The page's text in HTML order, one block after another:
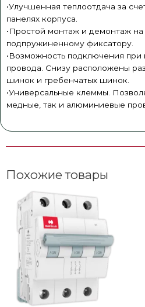
•Улучшенная теплоотдача за
панелях корпуса.
•Простой монтаж и демонтаж
подпружиненному фиксатору.
•Возможность подключения
провода. Снизу расположены
шинок и гребенчатых шинок.
•Универсальные клеммы.
медные, так и алюминиевые
Похожие товары